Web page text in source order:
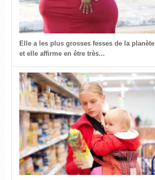
Elle a les plus grosses fesses de la planète
et elle affirme en être très...